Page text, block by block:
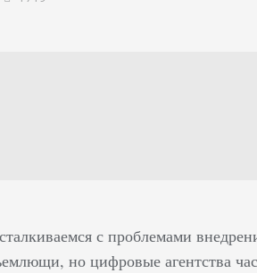
с проблемами
но цифровые агентства